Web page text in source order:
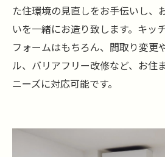
た住環境の見直しをお手伝いし、
いを一緒にお造り致します。キッ
フォームはもちろん、間取り変更
ル、バリアフリー改修など、お住
ニーズに対応可能です。